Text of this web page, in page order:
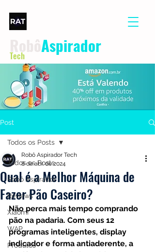
Aspirador
Tech
Post
Todos os Posts
Robô Aspirador
Reviews
Xiaomi
WAP
Produtos
Todos os Posts
Qual é a Melhor Máquina de
Fazer Pão Caseiro?
Robô Aspirador Tech
8 de abr. de 2024
Não perca mais tempo comprando
pão na padaria. Com seus 12
programas inteligentes, display
indicador e forma antiaderente, a